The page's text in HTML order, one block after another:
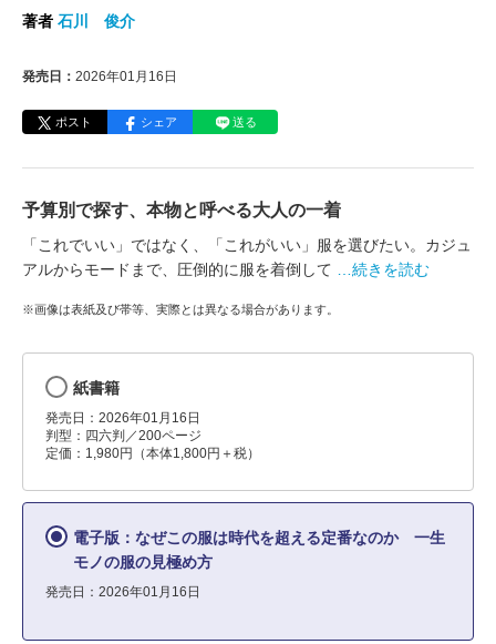
著者 石川 俊介
発売日： 2026年01月16日
ポスト シェア 送る
予算別で探す、本物と呼べる大人の一着
「これでいい」ではなく、「これがいい」服を選びたい。カジュ
アルからモードまで、圧倒的に服を着倒して
…続きを読む
※画像は表紙及び帯等、実際とは異なる場合があります。
紙書籍
発売日：2026年01月16日
判型：四六判／200ページ
定価：1,980円（本体1,800円＋税）
電子版：なぜこの服は時代を超える定番なのか 一生
モノの服の見極め方
発売日：2026年01月16日